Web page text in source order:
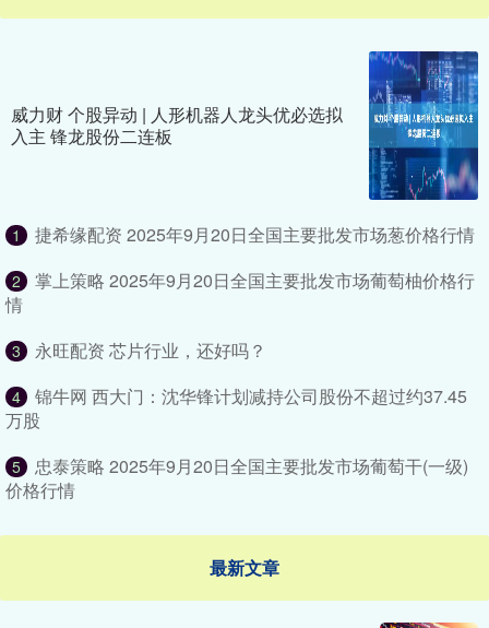
威力财 个股异动 | 人形机器人龙头优必选拟
入主 锋龙股份二连板
1 捷希缘配资 2025年9月20日全国主要批发市场葱价格行情
2
掌上策略 2025年9月20日全国主要批发市场葡萄柚价格行
情
3 永旺配资 芯片行业，还好吗？
4
锦牛网 西大门：沈华锋计划减持公司股份不超过约37.45
万股
5
忠泰策略 2025年9月20日全国主要批发市场葡萄干(一级)
价格行情
最新文章